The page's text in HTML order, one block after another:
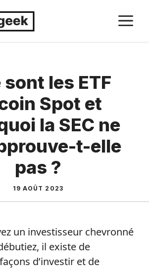
sont les ETF
Spot et
la SEC ne
t-elle
pas ?
19 AOÛT 2023
un investisseur chevronné
il existe de
d’investir et de